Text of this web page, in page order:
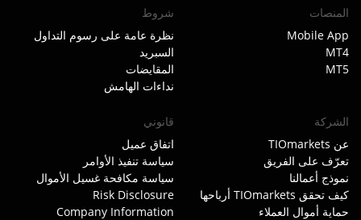
المنصات
Mobile App
MT4
MT5
شروط
نظرة عامة على رسوم التداول
السبريد
المقايضات
نداءات الهامش
الشركة
عن TIOmarkets
تعرّف على الفريق
نموذج أعمالنا
كيف تحقق TIOmarkets أرباحها
حماية أموال العملاء
قانوني
اتفاق عميل
سياسة تنفيذ الأوامر
سياسة مكافحة غسيل الأموال
Risk Disclosure
Company Information